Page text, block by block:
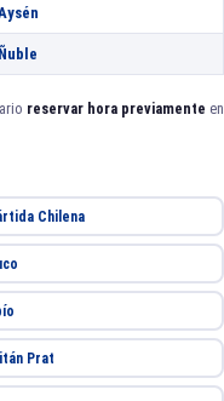
Ñuble
reservar hora previamente en
Chilena
Prat